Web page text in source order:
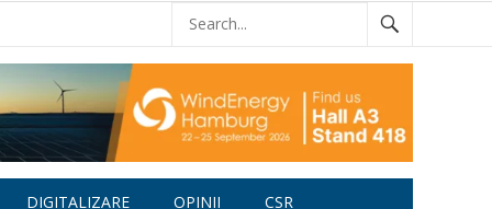
DIGITALIZARE OPINII CSR